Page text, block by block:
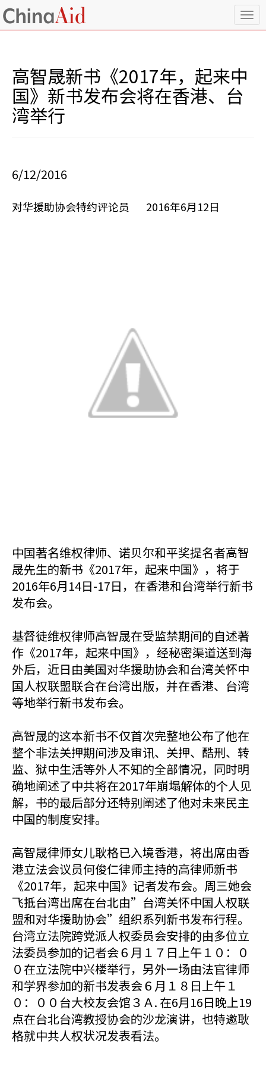
T
o
高智晟新书《2017年，起来中
国》新书发布会将在香港、台
湾举行
6/12/2016
对华援助协会特约评论员 2016年6月12日
中国著名维权律师、诺贝尔和平奖提名者高智
晟先生的新书《2017年，起来中国》，将于
2016年6月14日-17日，在香港和台湾举行新书
发布会。
基督徒维权律师高智晟在受监禁期间的自述著
作《2017年，起来中国》，经秘密渠道送到海
外后，近日由美国对华援助协会和台湾关怀中
国人权联盟联合在台湾出版，并在香港、台湾
等地举行新书发布会。
高智晟的这本新书不仅首次完整地公布了他在
整个非法关押期间涉及审讯、关押、酷刑、转
监、狱中生活等外人不知的全部情况，同时明
确地阐述了中共将在2017年崩塌解体的个人见
解，书的最后部分还特别阐述了他对未来民主
中国的制度安排。
高智晟律师女儿耿格已入境香港，将出席由香
港立法会议员何俊仁律师主持的高律师新书
《2017年，起来中国》记者发布会。周三她会
飞抵台湾出席在台北由”台湾关怀中国人权联
盟和对华援助协会”组织系列新书发布行程。
台湾立法院跨党派人权委员会安排的由多位立
法委员参加的记者会６月１７日上午１０：０
０在立法院中兴楼举行，另外一场由法官律师
和学界参加的新书发表会６月１８日上午１
０：００台大校友会馆３Ａ. 在6月16日晚上19
点在台北台湾教授协会的沙龙演讲，也特邀耿
格就中共人权状况发表看法。